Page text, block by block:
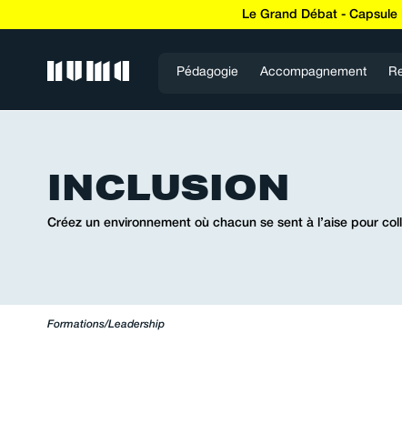
Le Grand Débat - Capsule
Pédagogie Accompagnement
INCLUSION
Créez un environnement où chacun se sent à l’aise pour
Formations/Leadership